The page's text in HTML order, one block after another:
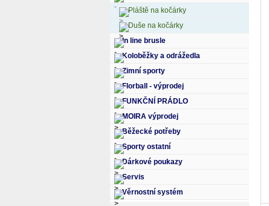
Pláště na kočárky
Duše na kočárky
In line brusle
Koloběžky a odrážedla
Zimní sporty
Florball - výprodej
FUNKČNÍ PRÁDLO
MOIRA výprodej
Běžecké potřeby
Sporty ostatní
Dárkové poukazy
Servis
Věrnostní systém